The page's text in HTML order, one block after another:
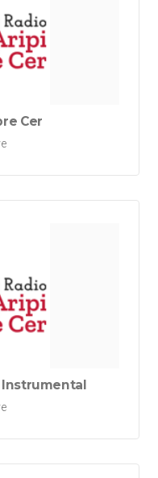
Cer
Instrumental